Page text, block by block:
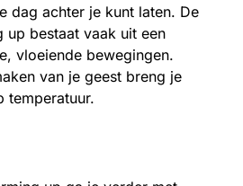
dag achter je kunt laten. De
up bestaat vaak uit een
vloeiende bewegingen.
van je geest breng je
temperatuur.